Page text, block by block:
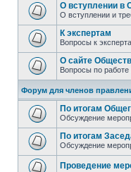
О вступлении в
О вступлении и
К экспертам
Вопросы к
О сайте
Вопросы по
Форум для членов
По итогам
Обсуждение
По итогам
Обсуждение
Проведение